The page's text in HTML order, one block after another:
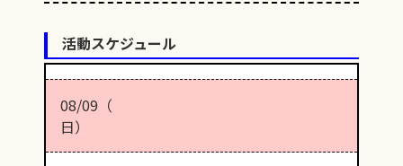
活動スケジュール
08/09（
日）